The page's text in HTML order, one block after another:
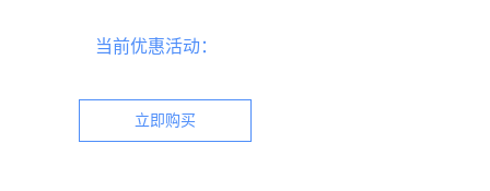
当前优惠活动：
立即购买